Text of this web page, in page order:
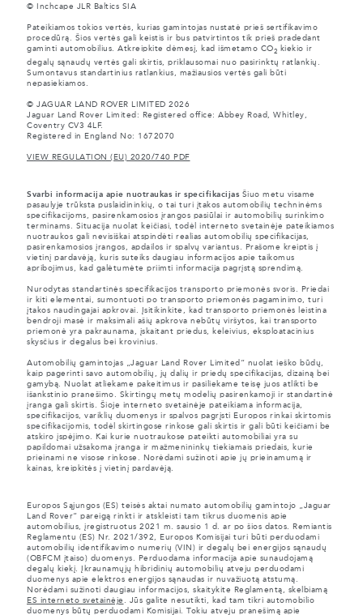
© Inchcape JLR Baltics SIA
Pateikiamos tokios vertės, kurias gamintojas nustatė prieš sertifikavimo
procedūrą. Šios vertės gali keistis ir bus patvirtintos tik prieš pradedant
gaminti automobilius. Atkreipkite dėmesį, kad išmetamo CO2
kiekio ir
degalų sąnaudų vertės gali skirtis, priklausomai nuo pasirinktų ratlankių.
Sumontavus standartinius ratlankius, mažiausios vertės gali būti
nepasiekiamos.
© JAGUAR LAND ROVER LIMITED 2026
Jaguar Land Rover Limited: Registered office: Abbey Road, Whitley,
Coventry CV3 4LF.
Registered in England No: 1672070
VIEW REGULATION (EU) 2020/740 PDF
Svarbi informacija apie nuotraukas ir specifikacijasŠiuo metu visame
pasaulyje trūksta puslaidininkių, o tai turi įtakos automobilių techninėms
specifikacijoms, pasirenkamosios įrangos pasiūlai ir automobilių surinkimo
terminams. Situacija nuolat keičiasi, todėl interneto svetainėje pateikiamos
nuotraukos gali nevisiškai atspindėti realias automobilių specifikacijas,
pasirenkamosios įrangos, apdailos ir spalvų variantus. Prašome kreiptis į
vietinį pardavėją, kuris suteiks daugiau informacijos apie taikomus
apribojimus, kad galėtumėte priimti informacija pagrįstą sprendimą.
Nurodytas standartinės specifikacijos transporto priemonės svoris. Priedai
ir kiti elementai, sumontuoti po transporto priemonės pagaminimo, turi
įtakos naudingajai apkrovai. Įsitikinkite, kad transporto priemonės leistina
bendroji masė ir maksimali ašių apkrova nebūtų viršytos, kai transporto
priemonė yra pakraunama, įskaitant priedus, keleivius, eksploatacinius
skysčius ir degalus bei krovinius.
Automobilių gamintojas „Jaguar Land Rover Limited“ nuolat ieško būdų,
kaip pagerinti savo automobilių, jų dalių ir priedų specifikacijas, dizainą bei
gamybą. Nuolat atliekame pakeitimus ir pasiliekame teisę juos atlikti be
išankstinio pranešimo. Skirtingų metų modelių pasirenkamoji ir standartinė
įranga gali skirtis. Šioje interneto svetainėje pateikiama informacija,
specifikacijos, variklių duomenys ir spalvos pagrįsti Europos rinkai skirtomis
specifikacijomis, todėl skirtingose rinkose gali skirtis ir gali būti keičiami be
atskiro įspėjimo. Kai kurie nuotraukose pateikti automobiliai yra su
papildomai užsakoma įranga ir mažmenininkų tiekiamais priedais, kurie
prieinami ne visose rinkose. Norėdami sužinoti apie jų prieinamumą ir
kainas, kreipkitės į vietinį pardavėją.
Europos Sąjungos (ES) teisės aktai numato automobilių gamintojo „Jaguar
Land Rover“ pareigą rinkti ir atskleisti tam tikrus duomenis apie
automobilius, įregistruotus 2021 m. sausio 1 d. ar po šios datos. Remiantis
Reglamentu (ES) Nr. 2021/392, Europos Komisijai turi būti perduodami
automobilių identifikavimo numerių (VIN) ir degalų bei energijos sąnaudų
(OBFCM įtaiso) duomenys. Perduodama informacija apie sunaudojamą
degalų kiekį. Įkraunamųjų hibridinių automobilių atveju perduodami
duomenys apie elektros energijos sąnaudas ir nuvažiuotą atstumą.
Norėdami sužinoti daugiau informacijos, skaitykite Reglamentą, skelbiamą
ES interneto svetainėje . Jūs galite nesutikti, kad tam tikri automobilio
duomenys būtų perduodami Komisijai. Tokiu atveju pranešimą apie